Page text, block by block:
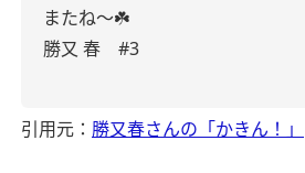
またね〜☘️
勝又 春 #3
引用元： 勝又春さんの「かきん！」